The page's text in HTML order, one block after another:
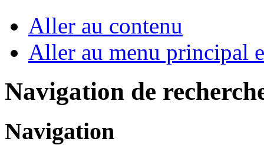
Aller au contenu
Aller au menu principal
Navigation de
Navigation